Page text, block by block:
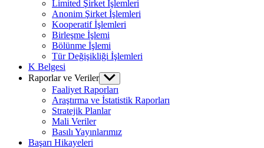
Limited Şirket İşlemleri
Anonim Şirket İşlemleri
Kooperatif İşlemleri
Birleşme İşlemi
Bölünme İşlemi
Tür Değişikliği İşlemleri
K Belgesi
Raporlar ve Veriler Show
sub
menu
Faaliyet Raporları
Araştırma ve İstatistik Raporları
Stratejik Planlar
Mali Veriler
Basılı Yayınlarımız
Başarı Hikayeleri